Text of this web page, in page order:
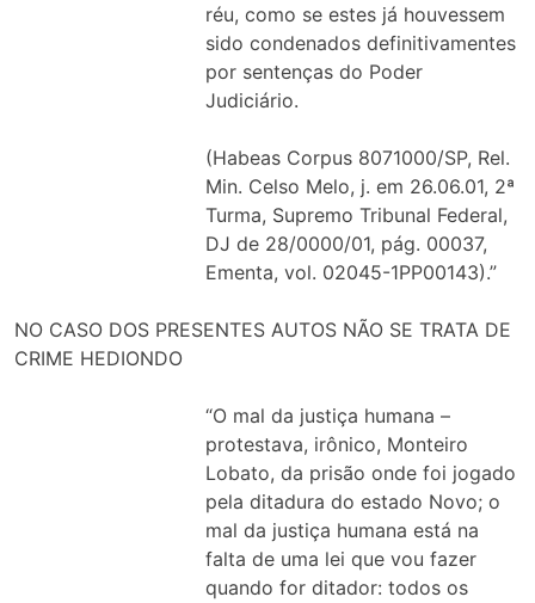
réu, como se estes já houvessem
sido condenados definitivamentes
por sentenças do Poder
Judiciário.
(Habeas Corpus 8071000/SP, Rel.
Min. Celso Melo, j. em 26.06.01, 2ª
Turma, Supremo Tribunal Federal,
DJ de 28/0000/01, pág. 00037,
Ementa, vol. 02045-1PP00143).”
NO CASO DOS PRESENTES AUTOS NÃO SE TRATA DE
CRIME HEDIONDO
“O mal da justiça humana –
protestava, irônico, Monteiro
Lobato, da prisão onde foi jogado
pela ditadura do estado Novo; o
mal da justiça humana está na
falta de uma lei que vou fazer
quando for ditador: todos os